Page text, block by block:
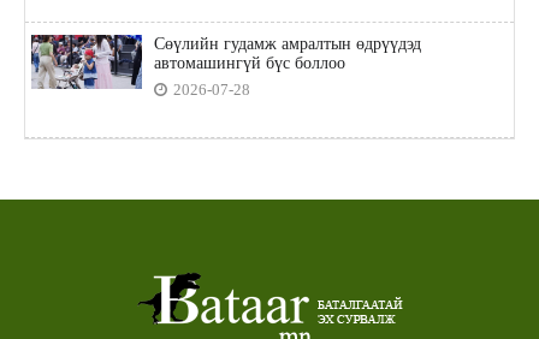
Сөүлийн гудамж амралтын өдрүүдэд
автомашингүй бүс боллоо
2026-07-28